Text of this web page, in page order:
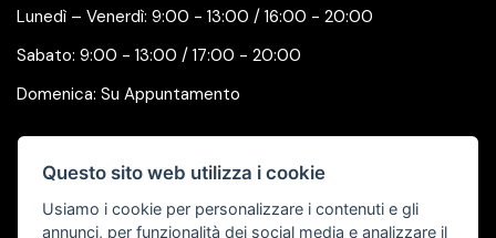
Lunedì – Venerdì: 9:00 - 13:00 / 16:00 - 20:00
Sabato: 9:00 - 13:00 / 17:00 - 20:00
Domenica: Su Appuntamento
Seguici su
Questo sito web utilizza i cookie
Usiamo i cookie per personalizzare i contenuti e gli
annunci, per funzionalità dei social media e analizzare il